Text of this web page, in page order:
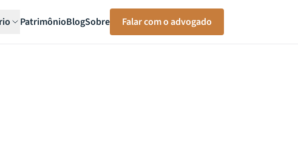
PatrimônioBlogSobre Falar com o advogado